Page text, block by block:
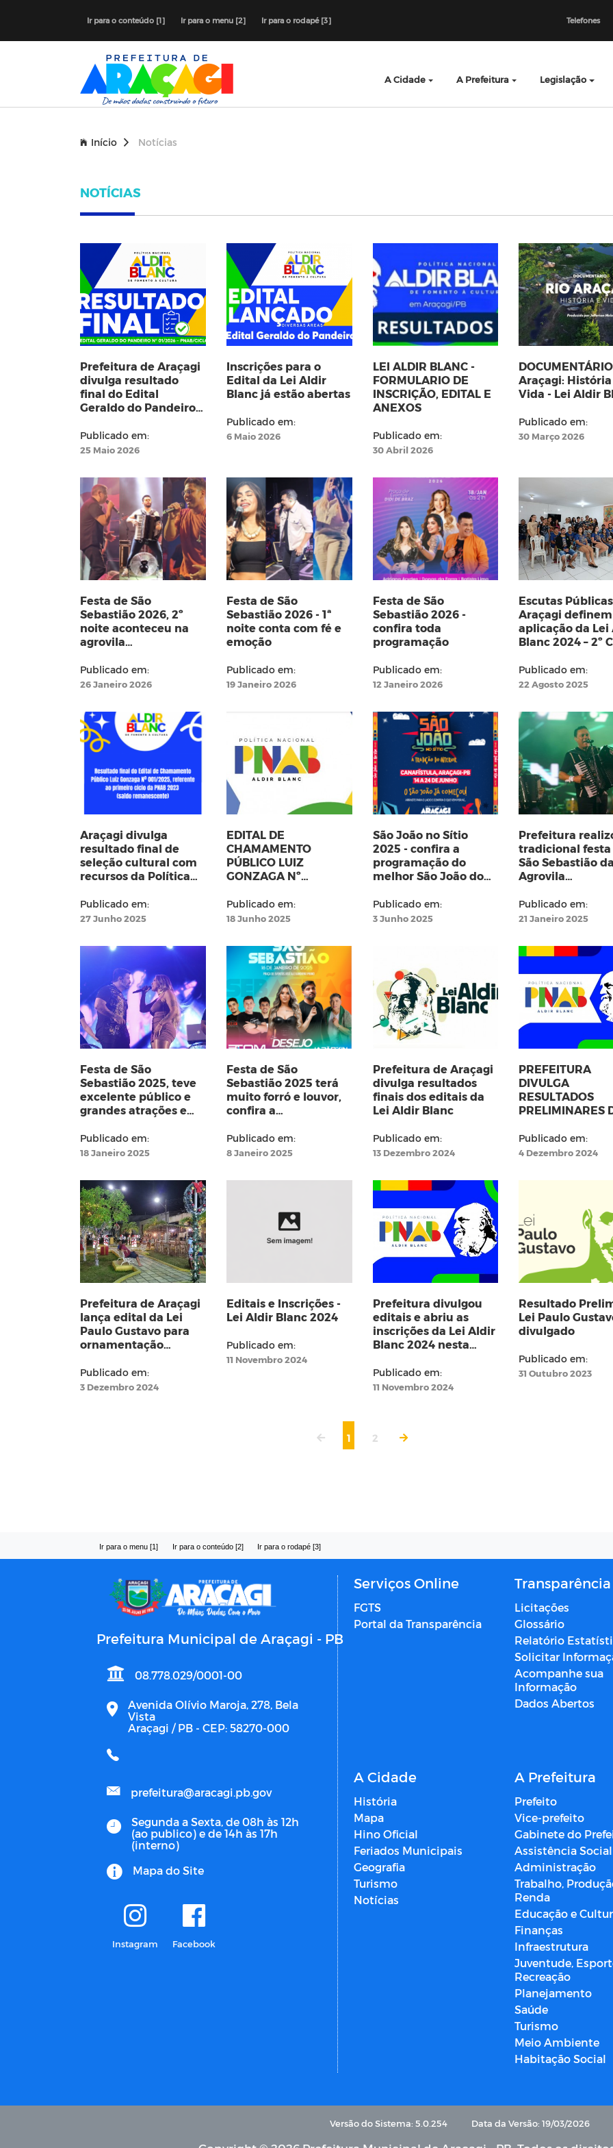
Ir para o conteúdo [1] Ir para o menu [2] Ir para o rodapé [3] Telefones
A Cidade A Prefeitura Legislação
Início Notícias
NOTÍCIAS
Prefeitura de Araçagi
divulga resultado
final do Edital
Geraldo do Pandeiro –
Publicado em:
25 Maio 2026
Inscrições para o
Edital da Lei Aldir
Blanc já estão abertas
Publicado em:
6 Maio 2026
LEI ALDIR BLANC -
FORMULARIO DE
INSCRIÇÃO, EDITAL E
ANEXOS
Publicado em:
30 Abril 2026
Araçagi: História
Vida - Lei Aldir
Publicado em:
30 Março 2026
Festa de São
Sebastião 2026, 2º
noite aconteceu na
agrovila
Publicado em:
26 Janeiro 2026
Festa de São
Sebastião 2026 - 1ª
noite conta com fé e
emoção
Publicado em:
19 Janeiro 2026
Festa de São
Sebastião 2026 -
confira toda
programação
Publicado em:
12 Janeiro 2026
Escutas
Araçagi definem
aplicação da Lei
Blanc 2024 – 2º
fazedores de
Publicado em:
22 Agosto 2025
Araçagi divulga
resultado final de
seleção cultural com
recursos da Política
Publicado em:
27 Junho 2025
EDITAL DE
CHAMAMENTO
PÚBLICO LUIZ
GONZAGA Nº
CICLO DA PNAB
2023(SALDO
Publicado em:
18 Junho 2025
São João no Sítio
2025 - confira a
programação do
melhor São João do
Publicado em:
3 Junho 2025
Prefeitura
tradicional festa
São Sebastião da
Agrovila
Publicado em:
21 Janeiro 2025
Festa de São
Sebastião 2025, teve
excelente público e
grandes atrações e
Publicado em:
18 Janeiro 2025
Festa de São
Sebastião 2025 terá
muito forró e louvor,
confira a
Publicado em:
8 Janeiro 2025
Prefeitura de Araçagi
divulga resultados
finais dos editais da
Lei Aldir Blanc
Publicado em:
13 Dezembro 2024
PREFEITURA
DIVULGA
RESULTADOS
PRELIMINARES
Publicado em:
4 Dezembro 2024
Prefeitura de Araçagi
lança edital da Lei
Paulo Gustavo para
ornamentação
rural
Publicado em:
3 Dezembro 2024
Editais e Inscrições -
Lei Aldir Blanc 2024
Publicado em:
11 Novembro 2024
Prefeitura divulgou
editais e abriu as
inscrições da Lei Aldir
Blanc 2024 nesta
editais
Publicado em:
11 Novembro 2024
Resultado
Lei Paulo
divulgado
Publicado em:
31 Outubro 2023
1 2
Ir para o menu [1] Ir para o conteúdo [2] Ir para o rodapé [3]
Prefeitura Municipal de Araçagi - PB
08.778.029/0001-00
Avenida Olívio Maroja, 278, Bela
Vista
Araçagi / PB - CEP: 58270-000
prefeitura@aracagi.pb.gov
Segunda a Sexta, de 08h às 12h
(ao publico) e de 14h às 17h
(interno)
Mapa do Site
Instagram Facebook
Serviços Online
FGTS
Portal da Transparência
Transparência
Licitações
Glossário
Relatório
Solicitar
Acompanhe sua
Informação
Dados Abertos
A Cidade
História
Mapa
Hino Oficial
Feriados Municipais
Geografia
Turismo
Notícias
A Prefeitura
Prefeito
Vice-prefeito
Gabinete do
Assistência Social
Administração
Trabalho,
Renda
Educação e
Finanças
Infraestrutura
Juventude,
Recreação
Planejamento
Saúde
Turismo
Meio Ambiente
Habitação Social
Versão do Sistema: 5.0.254 Data da Versão: 19/03/2026